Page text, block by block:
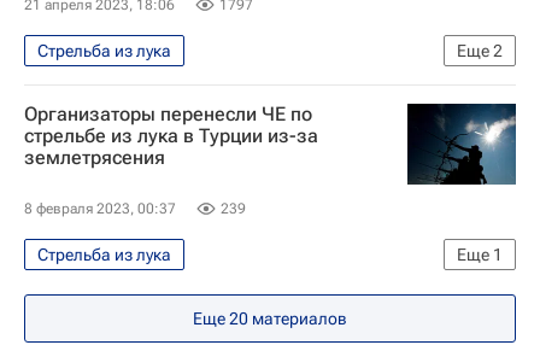
21 апреля 2023, 18:06 1797
Еще2
Стрельба из лука
Международный олимпийский комитет (МОК)
Летние Олимпийские игры 2024
Организаторы перенесли ЧЕ по
стрельбе из лука в Турции из-за
землетрясения
8 февраля 2023, 00:37 239
Еще 1
Стрельба из лука
Международный олимпийский комитет (МОК)
Еще20 материалов